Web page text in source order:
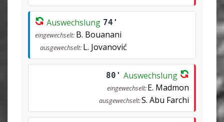
Auswechslung 74'
eingewechselt: B. Bouanani
ausgewechselt: L. Jovanović
80' Auswechslung
eingewechselt:E. Madmon
ausgewechselt:S. Abu Farchi